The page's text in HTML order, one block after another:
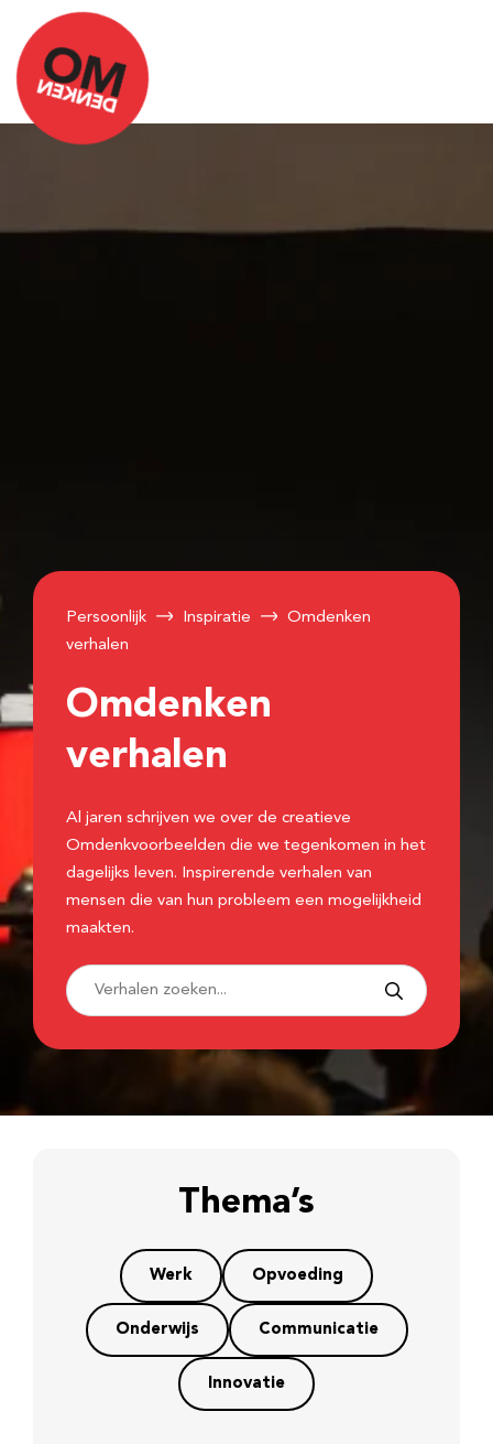
Persoonlijk Inspiratie
Omdenken
verhalen
Omdenken
verhalen
Al jaren schrijven we over de creatieve
Omdenkvoorbeelden die we tegenkomen in het
dagelijks leven. Inspirerende verhalen van
mensen die van hun probleem een mogelijkheid
maakten.
Thema’s
Werk Opvoeding
Onderwijs Communicatie
Innovatie